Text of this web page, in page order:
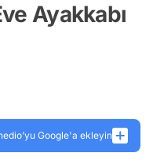
Ayakkabı
Google'a ekleyin